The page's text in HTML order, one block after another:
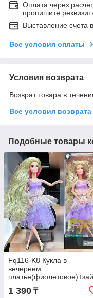
Оплата через
пропишите
Выставление счета
Все условия оплаты
Условия возврата
Возврат товара в
Все условия возврата
Подобные товары
Fq116-K8 Кукла в
вечернем
(руки,колени сгибаются)
32х12см
1 390 ₸